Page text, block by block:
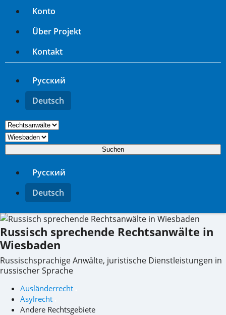
Konto
Über Projekt
Kontakt
Русский
Deutsch
Suchen
Русский
Deutsch
Russisch sprechende Rechtsanwälte in
Wiesbaden
Russischsprachige Anwälte, juristische Dienstleistungen in
russischer Sprache
Ausländerrecht
Asylrecht
Andere Rechtsgebiete